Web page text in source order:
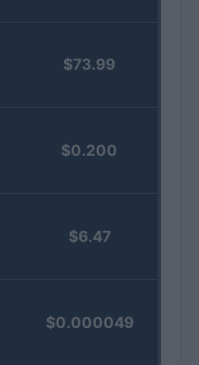
$73.99
$0.200
$6.47
$0.000049